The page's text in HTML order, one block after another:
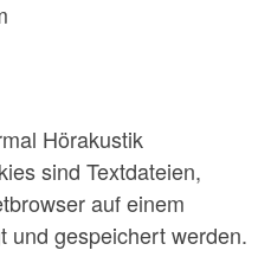
Hörakustik
sind Textdateien,
auf einem
und gespeichert werden.